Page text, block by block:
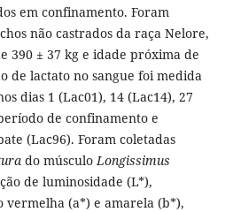
em confinamento. Foram
não castrados da raça Nelore,
390 ± 37 kg e idade próxima de
de lactato no sangue foi medida
dias 1 (Lac01), 14 (Lac14), 27
de confinamento e
(Lac96). Foram coletadas
do músculoLongissimus
de luminosidade (L*),
vermelha (a*) e amarela (b*),